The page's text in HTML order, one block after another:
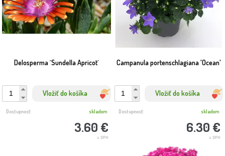
Delosperma ´Sundella Apricot´
Vložiť do košíka
3.60 €
s DPH
Dostupnosť: skladom
Campanula portenschlagiana 'Ocean'
Vložiť do košíka
6.30 €
s DPH
Dostupnosť: skladom